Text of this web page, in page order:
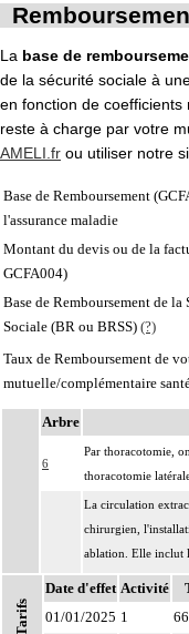
La base de
de la sécurité sociale à
en fonction de coefficients
reste à charge par votre
AMELI.fr ou utiliser notre
Base de Remboursement
l'assurance maladie
Montant du devis ou de la
GCFA004)
Base de Remboursement de la
Sociale (BR ou BRSS) (?)
Taux de Remboursement de
mutuelle/complémentaire
Arbre
6
Par thoracotomie,
thoracotomie
6
La circulation
chirurgien,
ablation. Elle inclut
- décision de
- pose et ablation
- choix du niveau
Tarifs
Date d'effet Activité
01/01/2025 1